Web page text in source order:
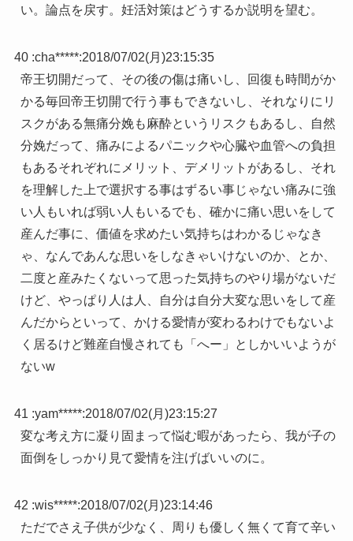
い。論点を戻す。妊活対策はどうするか説明を望む。
40 :cha*****:2018/07/02(月)23:15:35
帝王切開だって、その後の傷は痛いし、回復も時間がか
かる毎回帝王切開で行う事もできないし、それなりにリ
スクがある無痛分娩も麻酔というリスクもあるし、自然
分娩だって、痛みによるパニックや心臓や血管への負担
もあるそれぞれにメリット、デメリットがあるし、それ
を理解した上で選択する事はずるい事じゃない痛みに強
い人もいれば弱い人もいるでも、確かに痛い思いをして
産んだ事に、価値を求めたい気持ちはわかるじゃなき
ゃ、なんであんな思いをしなきゃいけないのか、とか、
二度と産みたくないって思った気持ちのやり場がないだ
けど、やっぱり人は人、自分は自分大変な思いをして産
んだからといって、かける愛情が変わるわけでもないよ
く居るけど難産自慢されても「へー」としかいいようが
ないw
41 :yam*****:2018/07/02(月)23:15:27
変な考え方に凝り固まって悩む暇があったら、我が子の
面倒をしっかり見て愛情を注げばいいのに。
42 :wis*****:2018/07/02(月)23:14:46
ただでさえ子供が少なく、周りも優しく無くて育て辛い